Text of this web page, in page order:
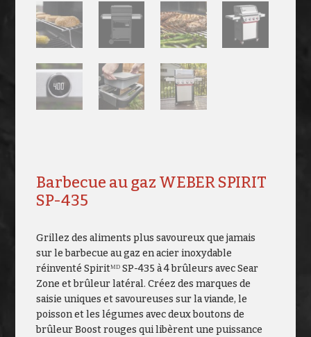
Barbecue au gaz WEBER SPIRIT
SP-435
Grillez des aliments plus savoureux que jamais
sur le barbecue au gaz en acier inoxydable
réinventé Spiritᴹᴰ SP-435 à 4 brûleurs avec Sear
Zone et brûleur latéral. Créez des marques de
saisie uniques et savoureuses sur la viande, le
poisson et les légumes avec deux boutons de
brûleur Boost rouges qui libèrent une puissance